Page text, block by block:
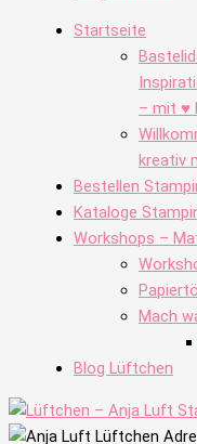
Startseite
– mit ♥
kreativ
Bestellen
Kataloge
Workshops –
Mach
Blog Lüftchen